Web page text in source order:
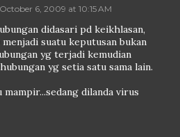
October 6, 2009 at 10:15 AM
didasari pd keikhlasan,
suatu keputusan bukan
yg terjadi kemudian
yg setia satu sama lain.
mampir...sedang dilanda virus